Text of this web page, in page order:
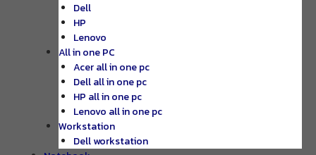
Dell
HP
Lenovo
All in one PC
Acer all in one pc
Dell all in one pc
HP all in one pc
Lenovo all in one pc
Workstation
Dell workstation